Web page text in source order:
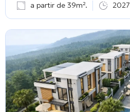
a partir de 39m². 2027